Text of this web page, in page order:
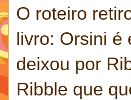
O roteiro
livro: Orsini é
deixou por
Ribble que